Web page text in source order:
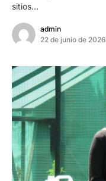
sitios…
admin
22 de junio de 2026